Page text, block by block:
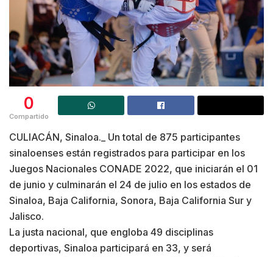
0
Compartido
CULIACÁN, Sinaloa._ Un total de 875 participantes
sinaloenses están registrados para participar en los
Juegos Nacionales CONADE 2022, que iniciarán el 01
de junio y culminarán el 24 de julio en los estados de
Sinaloa, Baja California, Sonora, Baja California Sur y
Jalisco.
La justa nacional, que engloba 49 disciplinas
deportivas, Sinaloa participará en 33, y será